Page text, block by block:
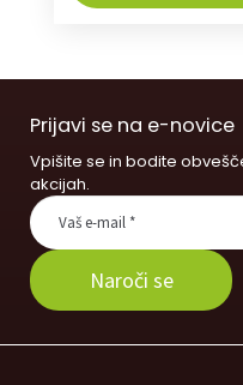
Prijavi se na e-novice
Vpišite se in bodite
akcijah.